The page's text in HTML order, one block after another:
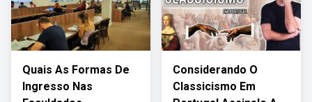
Quais As Formas De
Ingresso Nas
Considerando O
Classicismo Em